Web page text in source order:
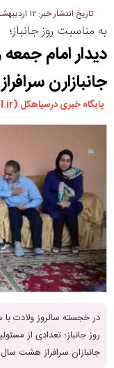
تاریخ انتشار خبر: ۱۲ اردیبهشت ۱۳۹۶
به مناسبت روز جانباز؛
دیدار امام
جانبازارن
پایگاه خبری درسیاهکل (DarSiahkal.ir)
در خجسته سالروز ولادت
روز جانباز؛ تعدادی از
جانبازان سرافراز هشت